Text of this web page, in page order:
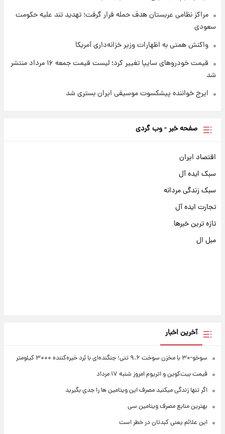
مراکز نظامی عربستان هدف حمله قرار گرفت؛ تهدید تند علیه حکومت
سعودی
واکنش همتی به اظهارات وزیر خزانه‌داری آمریکا
قیمت خودروهای سایپا تغییر کرد؛ لیست قیمت جمعه ۱۶ مرداد منتشر
شد
ایرج خواننده پیشکسوت موسیقی ایران بستری شد
صفحه خبر - وب گردی
اقتصاد ایران
سبک ایده آل
سبک زندگی مردانه
تجارت ایده آل
تازه ترین خبرها
مبل ال
آخرین اخبار
سوخو-۳۰ با مخزن سوخت ۹.۶ تنی؛ جنگنده‌ای با بُرد خیره‌کننده ۳۰۰۰ کیلومتر
قیمت بیت‌کوین و اتریوم امروز شنبه ۱۷ مرداد
اگر تنها زندگی میکنید مصرف این ویتامین ها را جدی بگیرید
بهترین منابع مصرف ویتامین سی
این علائم یعنی کبدتان در خطر است